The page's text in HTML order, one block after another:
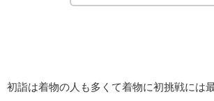
初詣は着物の人も多くて着物に初挑戦には